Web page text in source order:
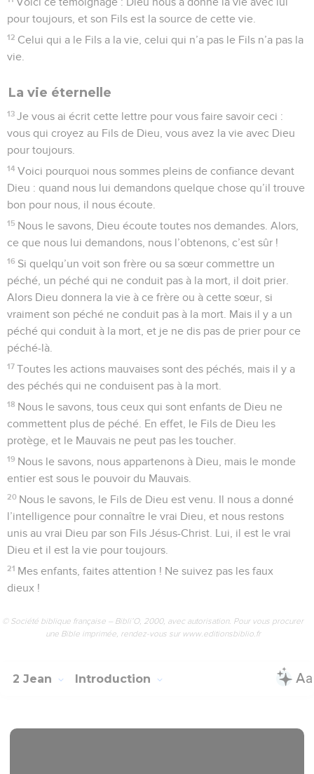
pour toujours, et son Fils est la source de cette vie.
12 Celui qui a le Fils a la vie, celui qui n’a pas le Fils n’a pas la
vie.
La vie éternelle
13 Je vous ai écrit cette lettre pour vous faire savoir ceci :
vous qui croyez au Fils de Dieu, vous avez la vie avec Dieu
pour toujours.
14 Voici pourquoi nous sommes pleins de confiance devant
Dieu : quand nous lui demandons quelque chose qu’il trouve
bon pour nous, il nous écoute.
15 Nous le savons, Dieu écoute toutes nos demandes. Alors,
ce que nous lui demandons, nous l’obtenons, c’est sûr !
16 Si quelqu’un voit son frère ou sa sœur commettre un
péché, un péché qui ne conduit pas à la mort, il doit prier.
Alors Dieu donnera la vie à ce frère ou à cette sœur, si
vraiment son péché ne conduit pas à la mort. Mais il y a un
péché qui conduit à la mort, et je ne dis pas de prier pour ce
péché-là.
17 Toutes les actions mauvaises sont des péchés, mais il y a
des péchés qui ne conduisent pas à la mort.
18 Nous le savons, tous ceux qui sont enfants de Dieu ne
commettent plus de péché. En effet, le Fils de Dieu les
protège, et le Mauvais ne peut pas les toucher.
19 Nous le savons, nous appartenons à Dieu, mais le monde
entier est sous le pouvoir du Mauvais.
20 Nous le savons, le Fils de Dieu est venu. Il nous a donné
l’intelligence pour connaître le vrai Dieu, et nous restons
unis au vrai Dieu par son Fils Jésus-Christ. Lui, il est le vrai
Dieu et il est la vie pour toujours.
21 Mes enfants, faites attention ! Ne suivez pas les faux
dieux !
© Société biblique française – Bibli’O, 2000, avec autorisation. Pour vous procurer
une Bible imprimée, rendez-vous sur www.editionsbiblio.fr
2 Jean Introduction